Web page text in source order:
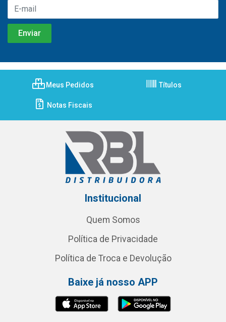
Meus Pedidos Títulos
Notas Fiscais
Institucional
Quem Somos
Política de Privacidade
Política de Troca e Devolução
Baixe já nosso APP